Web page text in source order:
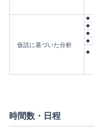
仮説に基づいた分析
時間数・日程